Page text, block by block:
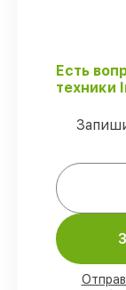
Гарантии
90%
Есть
техники